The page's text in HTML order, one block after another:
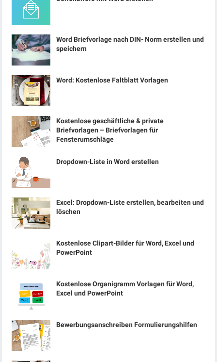
Word Briefvorlage nach DIN- Norm erstellen und
speichern
Word: Kostenlose Faltblatt Vorlagen
Kostenlose geschäftliche & private
Briefvorlagen – Briefvorlagen für
Fensterumschläge
Dropdown-Liste in Word erstellen
Excel: Dropdown-Liste erstellen, bearbeiten und
löschen
Kostenlose Clipart-Bilder für Word, Excel und
PowerPoint
Kostenlose Organigramm Vorlagen für Word,
Excel und PowerPoint
Bewerbungsanschreiben Formulierungshilfen